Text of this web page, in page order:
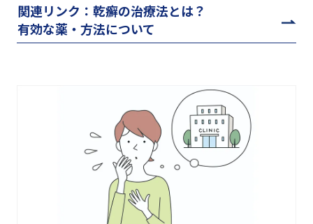
関連リンク：乾癬の治療法とは？
有効な薬・方法について